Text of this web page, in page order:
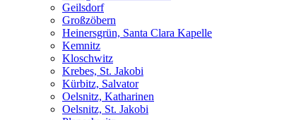
Geilsdorf
Großzöbern
Heinersgrün, Santa Clara Kapelle
Kemnitz
Kloschwitz
Krebes, St. Jakobi
Kürbitz, Salvator
Oelsnitz, Katharinen
Oelsnitz, St. Jakobi